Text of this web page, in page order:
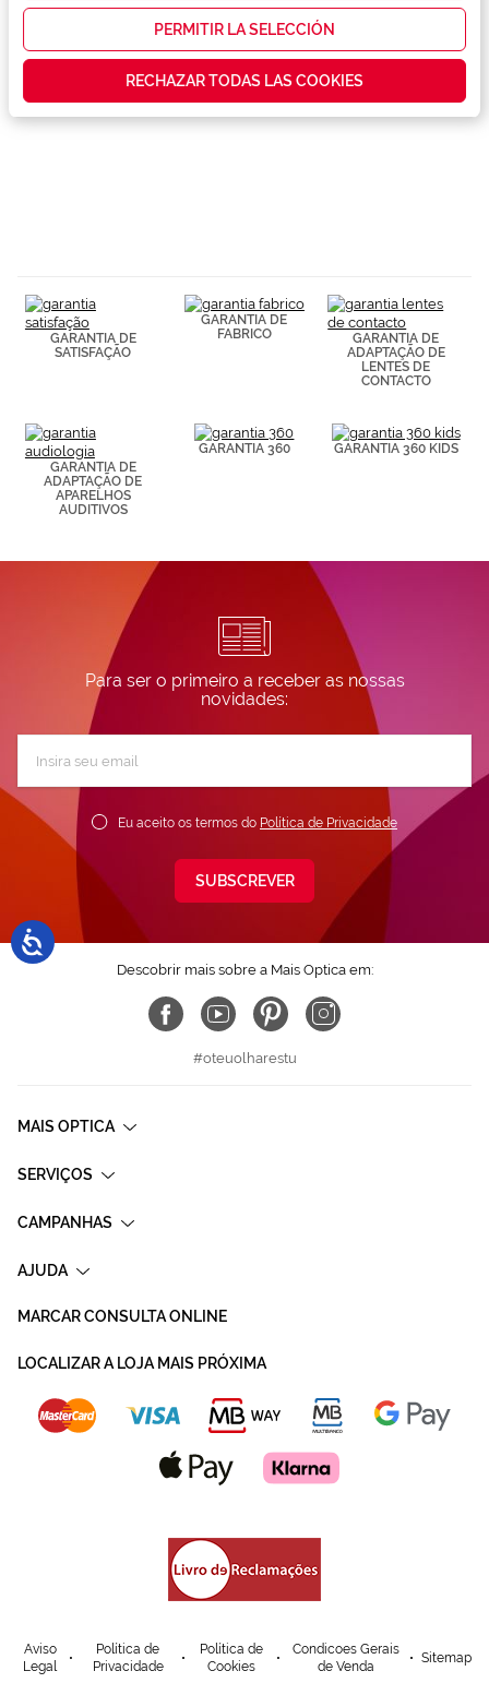
las
que realmente
contenidos
personalizados
Puedes
consultar más
información en
nuestra
PERMITIR LA SELECCIÓN
RECHAZAR TODAS LAS COOKIES
Conselhos
Serviços exclusivos
GARANTIA DE
SATISFAÇÃO
GARANTIA DE
FABRICO
GARANTIA DE
ADAPTAÇÃO DE
LENTES DE
CONTACTO
GARANTIA DE
ADAPTAÇÃO DE
APARELHOS
AUDITIVOS
GARANTIA 360 GARANTIA 360 KIDS
Para ser o primeiro a receber as nossas
novidades:
Newsletter:
Eu aceito os termos do Política de Privacidade
SUBSCREVER
Descobrir mais sobre a Mais Optica em:
#oteuolharestu
MAIS OPTICA
SERVIÇOS
CAMPANHAS
AJUDA
MARCAR CONSULTA ONLINE
LOCALIZAR A LOJA MAIS PRÓXIMA
Aviso
Legal
Política de
Privacidade
Política de
Cookies
Condicoes Gerais
de Venda
Sitemap